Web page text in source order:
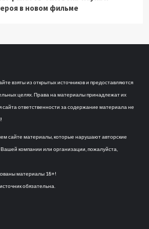
в новом фильме
взяты из открытых источников и предоставляются
целях. Права на материалы принадлежат их
ответственности за содержание материала не
сайте материалы, которые нарушают авторские
компании или организации, пожалуйста,
материалы 18+!
обязательна.